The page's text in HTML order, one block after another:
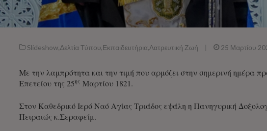
Slideshow,Δελτία Τύπου,Εκπαιδευτήρια,Λατρευτική Ζωή | 25 Μαρτίου
Με την λαμπρότητα και την τιμή που αρμόζει στην σημερινή ημέρα
Επετείου της 25ης Μαρτίου 1821.
Στον Καθεδρικό Ιερό Ναό Αγίας Τριάδος εψάλη η Πανηγυρική
Πειραιώς κ.Σεραφείμ.